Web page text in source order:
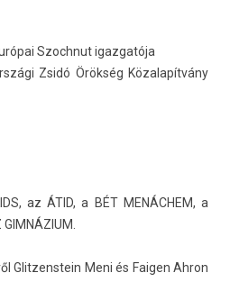
Szochnut igaz­gatója
Zsidó Örökség Közalapítvány
az ÁTID, a BÉT MENÁCHEM, a
Glit­zenstein Meni és Faig­en Ahron